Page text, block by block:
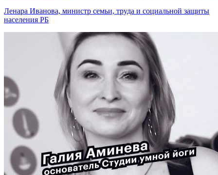
Ленара Иванова, министр семьи, труда и социальной защиты
населения РБ